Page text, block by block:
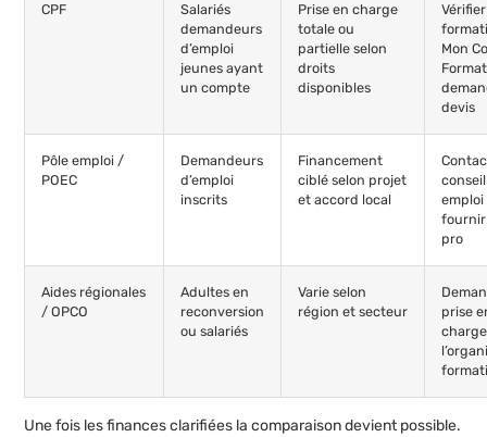
CPF
Salariés
demandeurs
d’emploi
jeunes ayant
un compte
Prise en charge
totale ou
partielle selon
droits
disponibles
Mon
devis
Pôle emploi /
POEC
Demandeurs
d’emploi
inscrits
Financement
ciblé selon projet
et accord local
emploi
pro
Aides régionales
/ OPCO
Adultes en
reconversion
ou salariés
Varie selon
région et secteur
prise
Une fois les finances clarifiées la comparaison devient possible.